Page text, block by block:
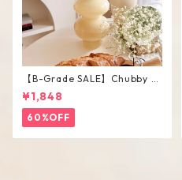
【B-Grade SALE】Chubby V
ase / M
¥1,848
60%OFF